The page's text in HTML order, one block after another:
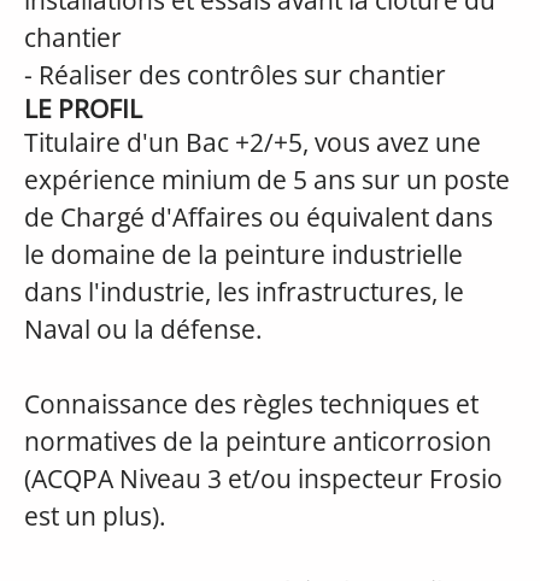
chantier
- Réaliser des contrôles sur chantier
LE PROFIL
Titulaire d'un Bac +2/+5, vous avez une
expérience minium de 5 ans sur un poste
de Chargé d'Affaires ou équivalent dans
le domaine de la peinture industrielle
dans l'industrie, les infrastructures, le
Naval ou la défense.
Connaissance des règles techniques et
normatives de la peinture anticorrosion
(ACQPA Niveau 3 et/ou inspecteur Frosio
est un plus).